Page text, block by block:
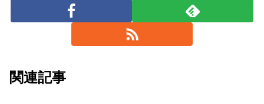
関連記事